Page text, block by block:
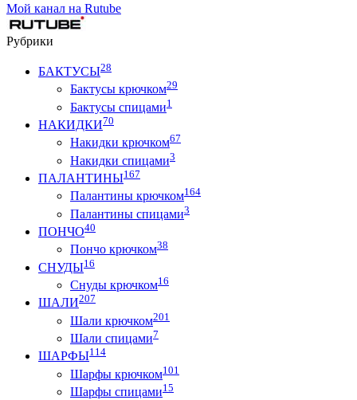
Мой канал на Rutube
Рубрики
БАКТУСЫ28
Бактусы крючком29
Бактусы спицами1
НАКИДКИ70
Накидки крючком67
Накидки спицами3
ПАЛАНТИНЫ167
Палантины крючком164
Палантины спицами3
ПОНЧО40
Пончо крючком38
СНУДЫ16
Снуды крючком16
ШАЛИ207
Шали крючком201
Шали спицами7
ШАРФЫ114
Шарфы крючком101
Шарфы спицами15